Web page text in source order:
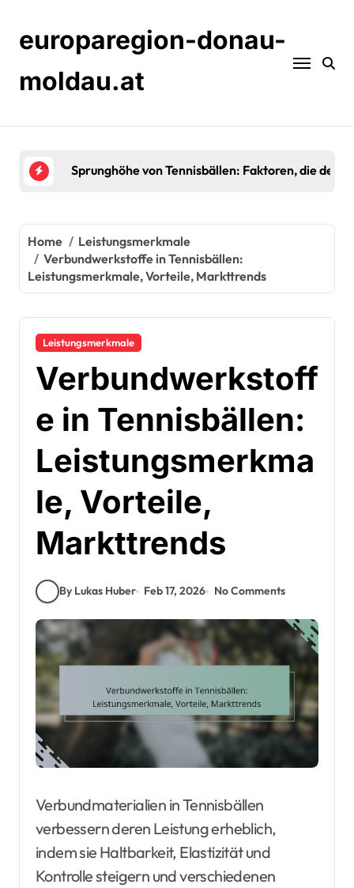
contenteuroparegion-donau-
moldau.at
Verbundwerkstoffe in Tennisbällen:
Home
Leistungsmerkmale
Verbundwerkstoffe in Tennisbällen:
Leistungsmerkmale, Vorteile, Markttrends
Leistungsmerkmale
Verbundwerkstoff
e in Tennisbällen:
Leistungsmerkma
le, Vorteile,
Markttrends
By Lukas Huber Feb 17, 2026 No Comments
Verbundmaterialien in Tennisbällen
verbessern deren Leistung erheblich,
indem sie Haltbarkeit, Elastizität und
Kontrolle steigern und verschiedenen